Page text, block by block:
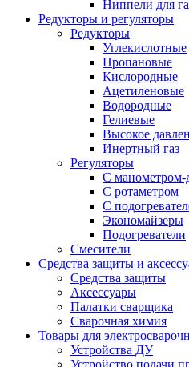
Ниппели для
Редукторы и регуляторы
Редукторы
Углекислотные
Пропановые
Кислородные
Ацетиленовые
Водородные
Гелиевые
Высокое
Инертный газ
Регуляторы
С манометром-
С ротаметром
С
Экономайзеры
Подогреватели
Смесители
Средства защиты и
Средства защиты
Аксессуары
Палатки сварщика
Сварочная химия
Товары для
Устройства ДУ
Устройство подачи